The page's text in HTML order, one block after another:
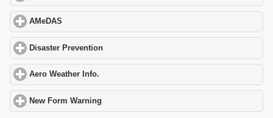
AMeDAS
Disaster Prevention
Aero Weather Info.
New Form Warning